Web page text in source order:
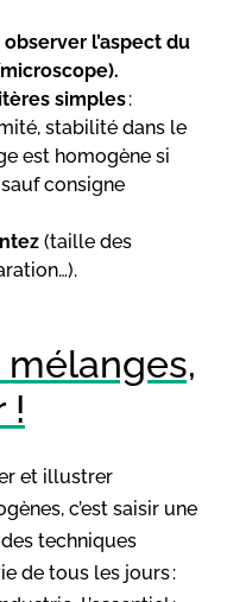
l’aspect du
simples:
stabilité dans le
est homogène si
consigne
(taille des
mélanges,
!
et illustrer
c’est saisir une
techniques
de tous les jours :